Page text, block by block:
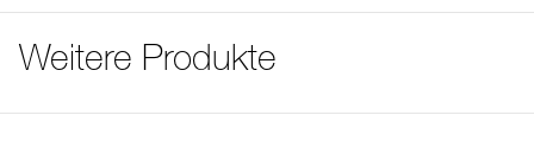
Garantie : 3 Jahre
Referenz : M090AA01
Gewicht : 10 g
Häufige Fragen
Weitere Produkte